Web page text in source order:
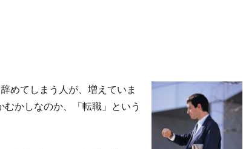
めてしまう人が、増えていま
かしなのか、「転職」という